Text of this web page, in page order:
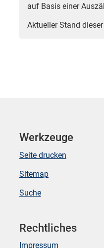
auf Basis einer
Aktueller Stand
Werkzeuge
Seite drucken
Sitemap
Suche
Rechtliches
Impressum